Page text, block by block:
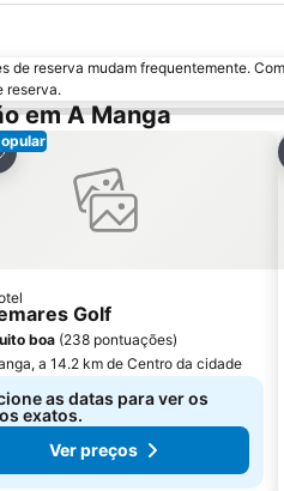
de reserva mudam frequentemente.
reserva.
em A Manga
aos favoritos
Golf
boa (238 pontuações)
a 14.2 km de Centro da cidade
as datas para ver os
exatos.
Ver preços